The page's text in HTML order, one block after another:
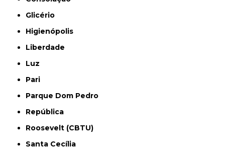
Glicério
Higienópolis
Liberdade
Luz
Pari
Parque Dom Pedro
República
Roosevelt (CBTU)
Santa Cecília